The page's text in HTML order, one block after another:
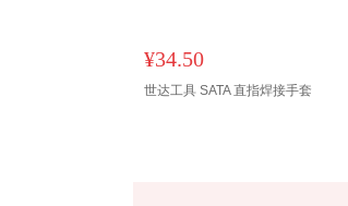
¥34.50
世达工具 SATA 直指焊接手套